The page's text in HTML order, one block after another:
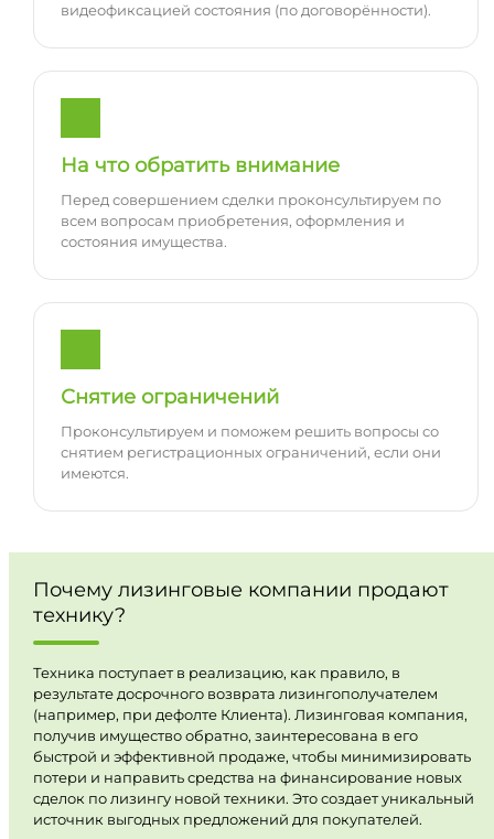
видеофиксацией состояния (по договорённости).
На что обратить внимание
Перед совершением сделки проконсультируем по
всем вопросам приобретения, оформления и
состояния имущества.
Снятие ограничений
Проконсультируем и поможем решить вопросы со
снятием регистрационных ограничений, если они
имеются.
Почему лизинговые компании продают
технику?
Техника поступает в реализацию, как правило, в
результате досрочного возврата лизингополучателем
(например, при дефолте Клиента). Лизинговая компания,
получив имущество обратно, заинтересована в его
быстрой и эффективной продаже, чтобы минимизировать
потери и направить средства на финансирование новых
сделок по лизингу новой техники. Это создает уникальный
источник выгодных предложений для покупателей.